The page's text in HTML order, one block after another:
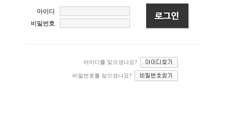
아이디
비밀번호
아이디를 잊으셨나요?
비밀번호를 잊으셨나요?